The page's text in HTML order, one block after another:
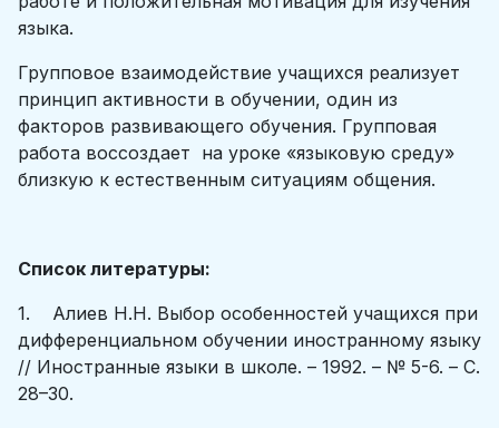
языка.
Групповое взаимодействие учащихся реализует
принцип активности в обучении, один из
факторов развивающего обучения. Групповая
работа воссоздает на уроке «языковую среду»
близкую к естественным ситуациям общения.
Список литературы:
1. Алиев Н.Н. Выбор особенностей учащихся при
дифференциальном обучении иностранному языку
// Иностранные языки в школе. – 1992. – № 5-6. – С.
28–30.